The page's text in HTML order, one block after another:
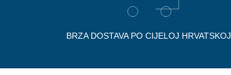
BRZA DOSTAVA PO CIJELOJ HRVATSKOJ